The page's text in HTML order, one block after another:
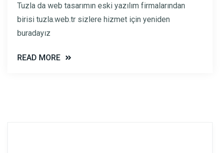
Tuzla da web tasarımın eski yazılım firmalarından
birisi tuzla.web.tr sizlere hizmet için yeniden
buradayız
READ MORE